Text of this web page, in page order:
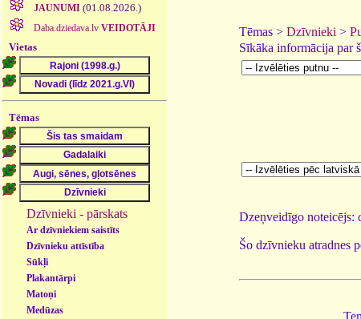
JAUNUMI (01.08.2026.)
Daba.dziedava.lv VEIDOTĀJI
Vietas
Tēmas
Dzīvnieki - pārskats
Ar dzīvniekiem saistīts
Dzīvnieku attīstība
Sūkļi
Plakantārpi
Matoņi
Medūzas
Tēmas > Dzīvnieki >
Sīkāka informācija par
Dzeņveidīgo noteicējs:
Šo dzīvnieku atradnes